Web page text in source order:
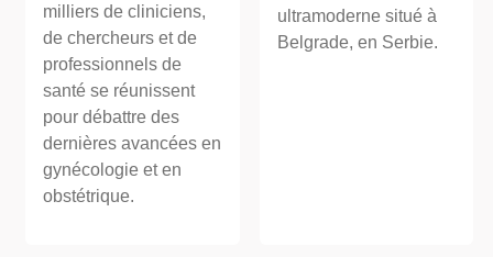
milliers de cliniciens,
de chercheurs et de
professionnels de
santé se réunissent
pour débattre des
dernières avancées en
gynécologie et en
obstétrique.
ultramoderne situé à
Belgrade, en Serbie.